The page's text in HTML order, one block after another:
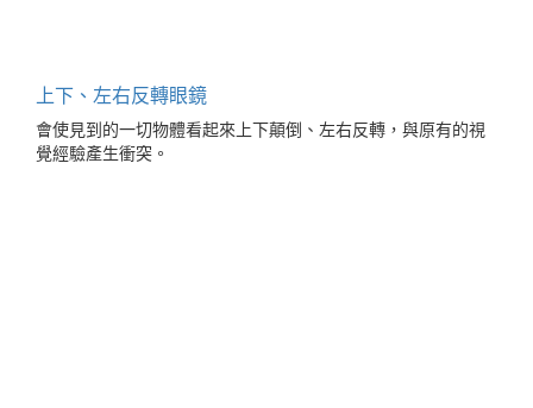
上下、左右反轉眼鏡
會使見到的一切物體看起來上下顛倒、左右反轉，與原有的視
覺經驗產生衝突。